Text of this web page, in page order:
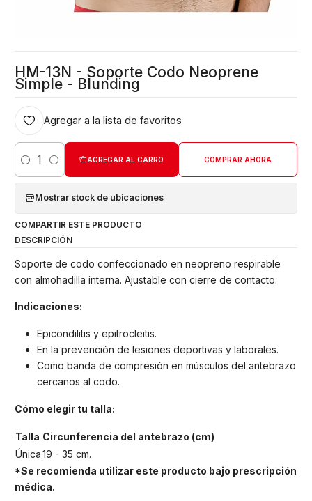
HM-13N - Soporte Codo Neoprene
Simple - Blunding
Agregar a la lista de favoritos
Cantidad
AGREGAR AL CARRO COMPRAR AHORA
Mostrar stock de ubicaciones
COMPARTIR ESTE PRODUCTO
DESCRIPCIÓN
Soporte de codo confeccionado en neopreno respirable
con almohadilla interna. Ajustable con cierre de contacto.
Indicaciones:
Epicondilitis y epitrocleitis.
En la prevención de lesiones deportivas y laborales.
Como banda de compresión en músculos del antebrazo
cercanos al codo.
Cómo elegir tu talla:
Talla Circunferencia del antebrazo (cm)
Única19 - 35 cm.
*Se recomienda utilizar este producto bajo prescripción
médica.